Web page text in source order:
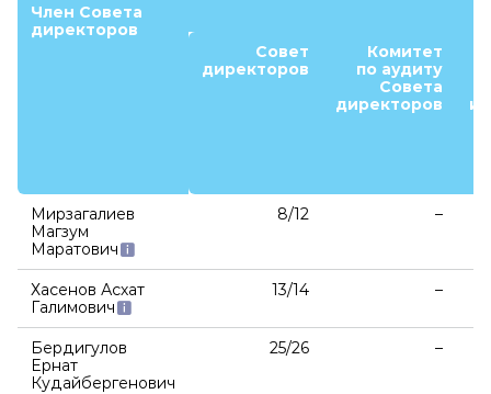
Член Совета
директоров
Совет
директоров
Комитет
по аудиту
Совета
директоров
и
Мирзагалиев
Магзум
Маратович
8/12 –
Хасенов Асхат
Галимович
13/14 –
Бердигулов
Ернат
Кудайбергенович
25/26 –